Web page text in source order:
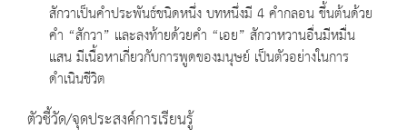
สักวาเป็นคำประพันธ์ชนิดหนึ่ง บทหนึ่งมี 4 คำกลอน ขึ้นต้นด้วย
คำ “สักวา” และลงท้ายด้วยคำ “เอย” สักวาหวานอื่นมีหมื่น
แสน มีเนื้อหาเกี่ยวกับการพูดของมนุษย์ เป็นตัวอย่างในการ
ดำเนินชีวิต
ตัวชี้วัด/จุดประสงค์การเรียนรู้